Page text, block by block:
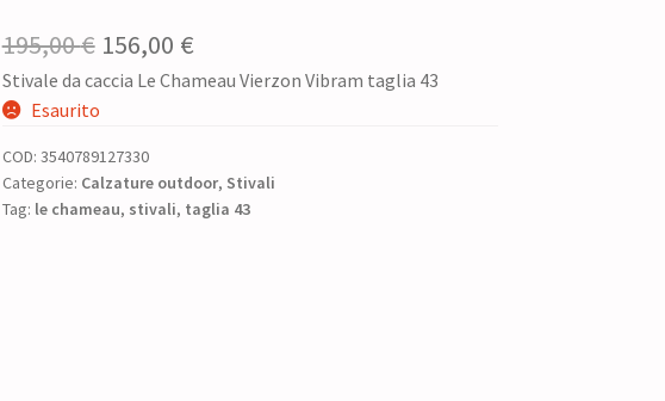
195,00€ Il
prezzo
era:
195,00 €.
156,00 €Il
prezzo
è:
156,00 €.
Stivale da caccia Le Chameau Vierzon Vibram taglia 43
Esaurito
COD: 3540789127330
Categorie: Calzature outdoor, Stivali
Tag: le chameau, stivali, taglia 43